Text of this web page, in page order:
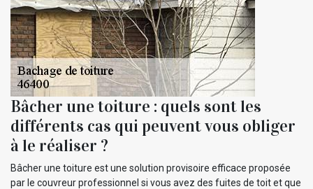
Bâcher une toiture : quels sont les
différents cas qui peuvent vous obliger
à le réaliser ?
Bâcher une toiture est une solution provisoire efficace proposée
par le couvreur professionnel si vous avez des fuites de toit et que